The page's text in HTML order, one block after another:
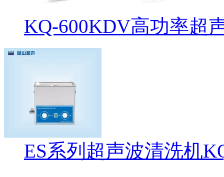
KQ-600KDV高功率超
ES系列超声波清洗机